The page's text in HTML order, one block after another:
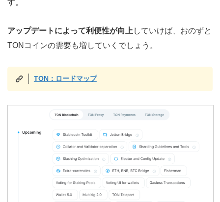
す。
アップデートによって利便性が向上 していけば、おのずと
TONコインの需要も増していくでしょう。
TON：ロードマップ